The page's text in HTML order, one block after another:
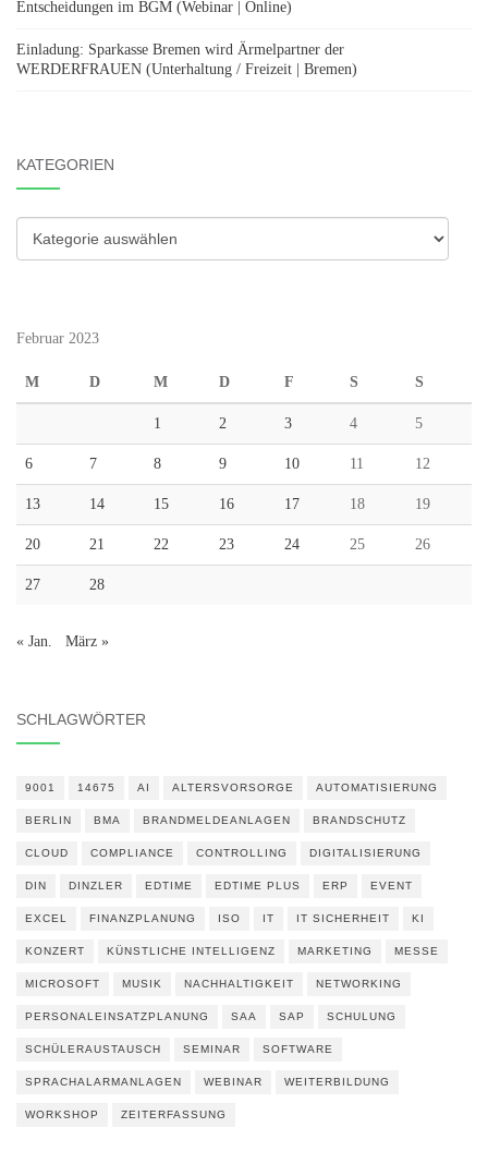
Entscheidungen im BGM (Webinar | Online)
Einladung: Sparkasse Bremen wird Ärmelpartner der
WERDERFRAUEN (Unterhaltung / Freizeit | Bremen)
KATEGORIEN
Kategorien
Februar 2023
M D M D F S S
1 2 3 4 5
6 7 8 9 10 11 12
13 14 15 16 17 18 19
20 21 22 23 24 25 26
27 28
« Jan. März »
SCHLAGWÖRTER
9001 14675 AI ALTERSVORSORGE AUTOMATISIERUNG
BERLIN BMA BRANDMELDEANLAGEN BRANDSCHUTZ
CLOUD COMPLIANCE CONTROLLING DIGITALISIERUNG
DIN DINZLER EDTIME EDTIME PLUS ERP EVENT
EXCEL FINANZPLANUNG ISO IT IT SICHERHEIT KI
KONZERT KÜNSTLICHE INTELLIGENZ MARKETING MESSE
MICROSOFT MUSIK NACHHALTIGKEIT NETWORKING
PERSONALEINSATZPLANUNG SAA SAP SCHULUNG
SCHÜLERAUSTAUSCH SEMINAR SOFTWARE
SPRACHALARMANLAGEN WEBINAR WEITERBILDUNG
WORKSHOP ZEITERFASSUNG